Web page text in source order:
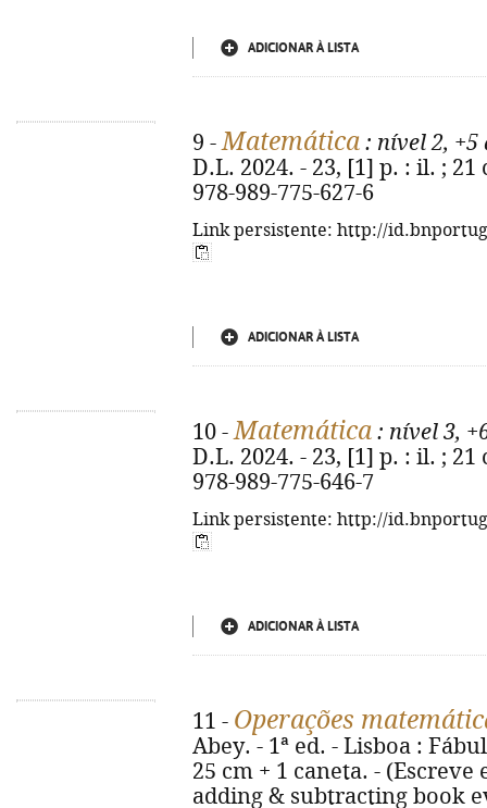
ADICIONAR À LISTA
9 -Matemática : nível 2, +5
D.L. 2024. - 23, [1] p. : il. ;
978-989-775-627-6
Link persistente: http://
ADICIONAR À LISTA
10 -Matemática : nível 3,
D.L. 2024. - 23, [1] p. : il. ;
978-989-775-646-7
Link persistente: http://
ADICIONAR À LISTA
11 - Operações
Abey. - 1ª ed. - Lisboa :
25 cm + 1 caneta. -
adding & subtracting book